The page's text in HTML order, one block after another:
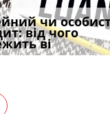
на яких неВС від
Кравця, що
чи
від чого
ві
ААС
що
скас